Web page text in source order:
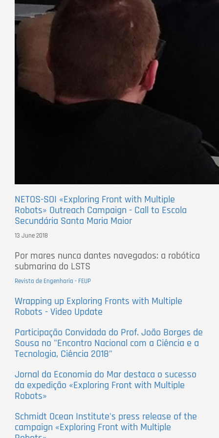
NETOS-SOI «Exploring Front with Multiple
Robots» Outreach Campaign - Call to Escola
Secundária Santa Maria Maior
13 June 2018
Por mares nunca dantes navegados: a robótica
submarina do LSTS
Revista de Engenharia - FEUP
Wrapping up Exploring Fronts with Multiple
Robots - Video Update
Participação Convidada do Prof. João Borges de
Sousa no "Encontro Nacional com a Ciência e a
Tecnologia, Ciência 2018"
Jornal da Economia do Mar destaca o sucesso
da expedição «Exploring Front with Multiple
Robots»
Schmidt Ocean Institute's press release of the
campaign «Exploring Front with Multiple